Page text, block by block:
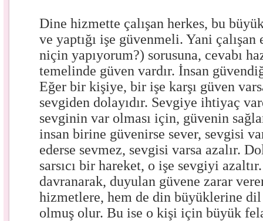
Dine hizmette çalışan herkes, bu
ve yaptığı işe güvenmeli. Yani çalışan
niçin yapıyorum?) sorusuna, cevabı
temelinde güven vardır. İnsan
Eğer bir kişiye, bir işe karşı güven
sevgiden dolayıdır. Sevgiye ihtiyaç
sevginin var olması için, güvenin
insan birine güvenirse sever, sevgisi
ederse sevmez, sevgisi varsa azalır.
sarsıcı bir hareket, o işe sevgiyi
davranarak, duyulan güvene zarar
hizmetlere, hem de din büyüklerine dil
olmuş olur. Bu ise o kişi için büyük